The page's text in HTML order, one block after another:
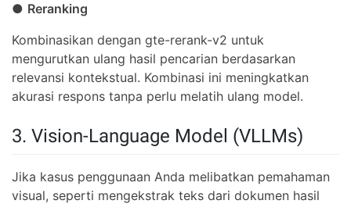
● Reranking
Kombinasikan dengan gte-rerank-v2 untuk
mengurutkan ulang hasil pencarian berdasarkan
relevansi kontekstual. Kombinasi ini meningkatkan
akurasi respons tanpa perlu melatih ulang model.
3. Vision-Language Model (VLLMs)
Jika kasus penggunaan Anda melibatkan pemahaman
visual, seperti mengekstrak teks dari dokumen hasil